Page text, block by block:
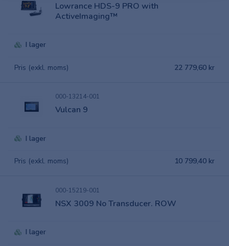
Lowrance HDS-9 PRO with
ActiveImaging™
I lager
Pris (exkl. moms) 22 779,60 kr
000-13214-001
Vulcan 9
I lager
Pris (exkl. moms) 10 799,40 kr
000-15219-001
NSX 3009 No Transducer. ROW
I lager